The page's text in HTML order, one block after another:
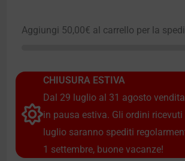
Aggiungi 50,00€ al carrello per la
CHIUSURA ESTIVA
Dal 29 luglio al 31 agosto
in pausa estiva. Gli ordini ricevuti
luglio saranno spediti
1 settembre, buone vacanze!